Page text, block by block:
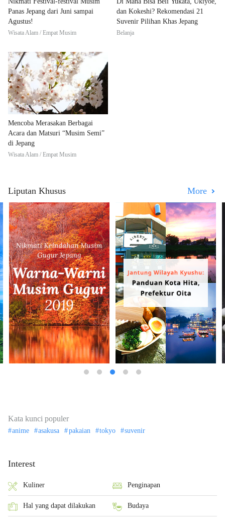
Panas Jepang dari Juni sampai
Agustus!
Wisata Alam / Empat Musim
dan Kokeshi? Rekomendasi 21
Suvenir Pilihan Khas Jepang
Belanja
Mencoba Merasakan Berbagai
Acara dan Matsuri “Musim Semi”
di Jepang
Wisata Alam / Empat Musim
Liputan Khusus More
Kata kunci populer
anime asakusa pakaian tokyo suvenir
Interest
Kuliner Penginapan
Hal yang dapat dilakukan Budaya